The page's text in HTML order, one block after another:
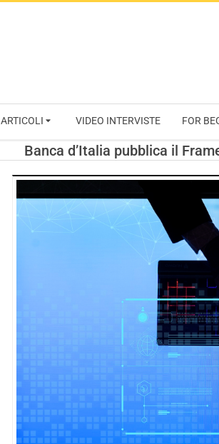
ARTICOLI VIDEO INTERVISTE FOR
Banca d’Italia pubblica il